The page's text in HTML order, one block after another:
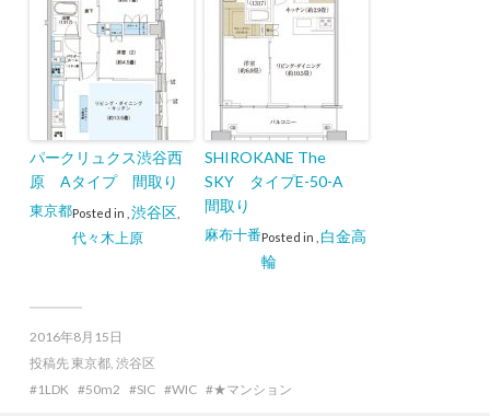
パークリュクス渋谷西
原 Aタイプ 間取り
Posted in
東京都 渋谷区
代々木上原
SHIROKANE The
SKY タイプE-50-A
間取り
Posted in
麻布十番
白金高
輪
2016年8月15日
投稿先 東京都, 渋谷区
1LDK
50m2 SIC WIC ★マンション